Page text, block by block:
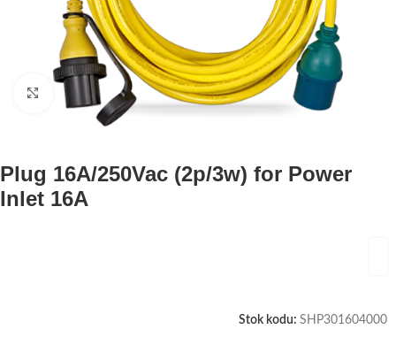
Büyütmek için tıklayın
Plug 16A/250Vac (2p/3w) for Power
Inlet 16A
Stok kodu: SHP301604000